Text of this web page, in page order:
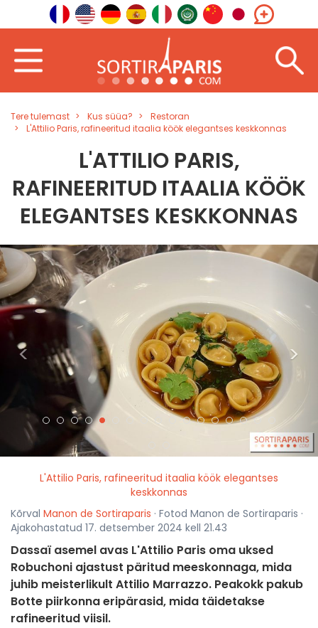
Tere tulemast Kus süüa?
Restoran
L'Attilio Paris, rafineeritud itaalia köök elegantses keskkonnas
L'ATTILIO PARIS,
RAFINEERITUD ITAALIA KÖÖK
ELEGANTSES KESKKONNAS
< >
L'Attilio Paris, rafineeritud itaalia köök elegantses
keskkonnas
Kõrval Manon de Sortiraparis · Fotod Manon de Sortiraparis ·
Ajakohastatud 17. detsember 2024 kell 21.43
Dassaï asemel avas L'Attilio Paris oma uksed
Robuchoni ajastust päritud meeskonnaga, mida
juhib meisterlikult Attilio Marrazzo. Peakokk pakub
Botte piirkonna eripärasid, mida täidetakse
rafineeritud viisil.